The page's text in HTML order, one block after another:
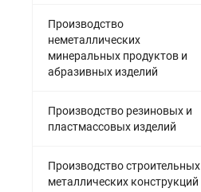
Производство
неметаллических
минеральных продуктов и
абразивных изделий
Производство резиновых и
пластмассовых изделий
Производство строительных
металлических конструкций